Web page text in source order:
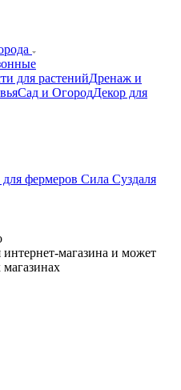
для растенийДренаж и
Сад и ОгородДекор для
интернет-магазина и может